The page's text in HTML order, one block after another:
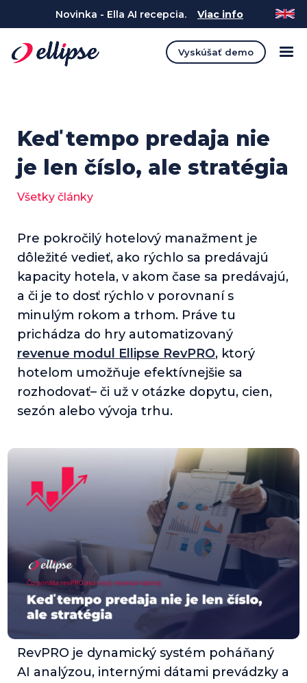
Novinka - Ella AI recepcia. Viac info
Vyskúšať demo
Keď tempo predaja nie
je len číslo, ale stratégia
Všetky články
Pre pokročilý hotelový manažment je
dôležité vedieť, ako rýchlo sa predávajú
kapacity hotela, v akom čase sa predávajú,
a či je to dosť rýchlo v porovnaní s
minulým rokom a trhom. Práve tu
prichádza do hry automatizovaný
revenue modul Ellipse RevPRO, ktorý
hotelom umožňuje efektívnejšie sa
rozhodovať– či už v otázke dopytu, cien,
sezón alebo vývoja trhu.
RevPRO je dynamický systém poháňaný
AI analýzou, internými dátami prevádzky a